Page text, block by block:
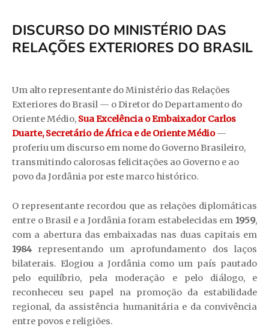
DISCURSO DO MINISTÉRIO DAS
RELAÇÕES EXTERIORES DO BRASIL
Um alto representante do Ministério das Relações
Exteriores do Brasil — o Diretor do Departamento do
Oriente Médio, Sua Excelência o Embaixador Carlos
Duarte, Secretário de África e de Oriente Médio—
proferiu um discurso em nome do Governo Brasileiro,
transmitindo calorosas felicitações ao Governo e ao
povo da Jordânia por este marco histórico.
O representante recordou que as relações diplomáticas
entre o Brasil e a Jordânia foram estabelecidas em 1959,
com a abertura das embaixadas nas duas capitais em
1984representando um aprofundamento dos laços
bilaterais. Elogiou a Jordânia como um país pautado
pelo equilíbrio, pela moderação e pelo diálogo, e
reconheceu seu papel na promoção da estabilidade
regional, da assistência humanitária e da convivência
entre povos e religiões.